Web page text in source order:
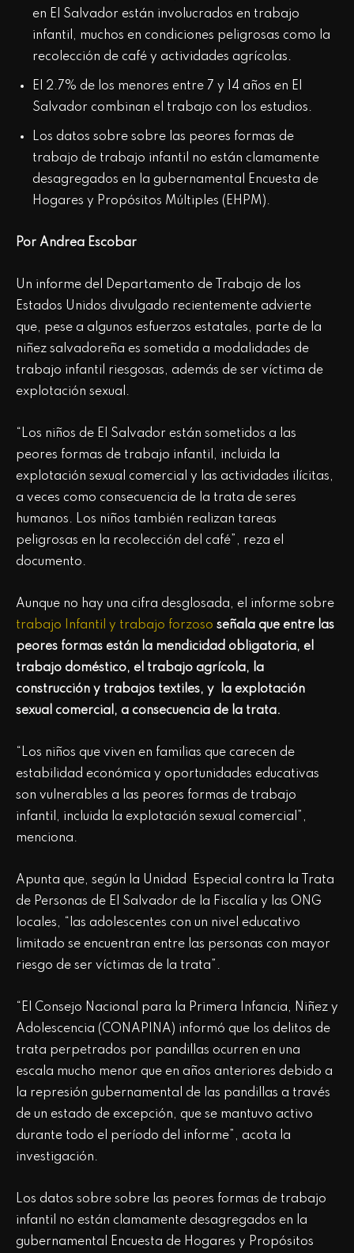
en El Salvador están involucrados en trabajo
infantil, muchos en condiciones peligrosas como la
recolección de café y actividades agrícolas.
El 2.7% de los menores entre 7 y 14 años en El
Salvador combinan el trabajo con los estudios.
Los datos sobre sobre las peores formas de
trabajo de trabajo infantil no están clamamente
desagregados en la gubernamental Encuesta de
Hogares y Propósitos Múltiples (EHPM).
Por Andrea Escobar
Un informe del Departamento de Trabajo de los
Estados Unidos divulgado recientemente advierte
que, pese a algunos esfuerzos estatales, parte de la
niñez salvadoreña es sometida a modalidades de
trabajo infantil riesgosas, además de ser víctima de
explotación sexual.
“Los niños de El Salvador están sometidos a las
peores formas de trabajo infantil, incluida la
explotación sexual comercial y las actividades ilícitas,
a veces como consecuencia de la trata de seres
humanos. Los niños también realizan tareas
peligrosas en la recolección del café”, reza el
documento.
Aunque no hay una cifra desglosada, el informe sobre
trabajo Infantil y trabajo forzoso señala que entre las
peores formas están la mendicidad obligatoria, el
trabajo doméstico, el trabajo agrícola, la
construcción y trabajos textiles, y la explotación
sexual comercial, a consecuencia de la trata.
“Los niños que viven en familias que carecen de
estabilidad económica y oportunidades educativas
son vulnerables a las peores formas de trabajo
infantil, incluida la explotación sexual comercial”,
menciona.
Apunta que, según la Unidad Especial contra la Trata
de Personas de El Salvador de la Fiscalía y las ONG
locales, “las adolescentes con un nivel educativo
limitado se encuentran entre las personas con mayor
riesgo de ser víctimas de la trata”.
“El Consejo Nacional para la Primera Infancia, Niñez y
Adolescencia (CONAPINA) informó que los delitos de
trata perpetrados por pandillas ocurren en una
escala mucho menor que en años anteriores debido a
la represión gubernamental de las pandillas a través
de un estado de excepción, que se mantuvo activo
durante todo el período del informe”, acota la
investigación.
Los datos sobre sobre las peores formas de trabajo
infantil no están clamamente desagregados en la
gubernamental Encuesta de Hogares y Propósitos